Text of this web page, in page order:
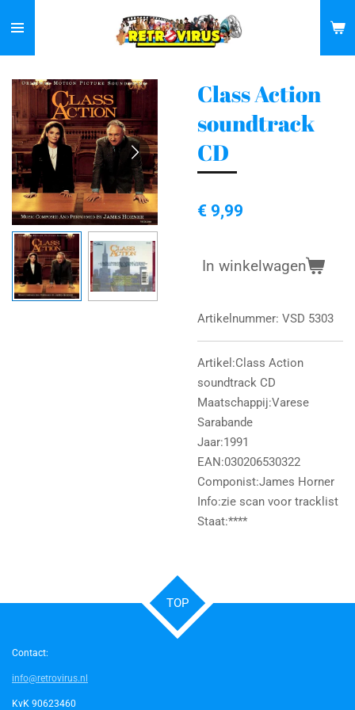
direct
naar
de
hoofdinhoud
Class Action
soundtrack
CD
€ 9,99
In winkelwagen
Artikelnummer: VSD 5303
Artikel:Class Action
soundtrack CD
Maatschappij:Varese
Sarabande
Jaar:1991
EAN:030206530322
Componist:James Horner
Info:zie scan voor tracklist
Staat:****
TOP
Contact:
info@retrovirus.nl
KvK 90623460